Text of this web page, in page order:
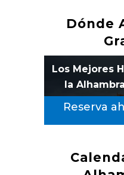
Dónde
Los Mejores
la